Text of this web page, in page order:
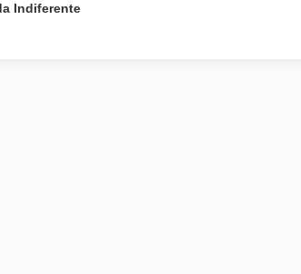
Indiferente